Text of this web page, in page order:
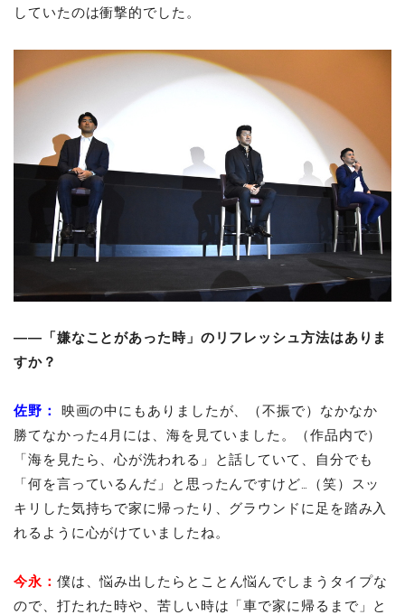
していたのは衝撃的でした。
――「嫌なことがあった時」のリフレッシュ方法はありま
すか？
佐野：
映画の中にもありましたが、（不振で）なかなか
勝てなかった4月には、海を見ていました。（作品内で）
「海を見たら、心が洗われる」と話していて、自分でも
「何を言っているんだ」と思ったんですけど…（笑）スッ
キリした気持ちで家に帰ったり、グラウンドに足を踏み入
れるように心がけていましたね。
今永： 僕は、悩み出したらとことん悩んでしまうタイプな
ので、打たれた時や、苦しい時は「車で家に帰るまで」と